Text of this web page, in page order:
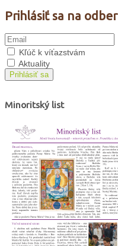
Prihlásiť sa na odber
Kľúč k víťazstvám
Aktuality
Prihlásiť sa
Minoritský list